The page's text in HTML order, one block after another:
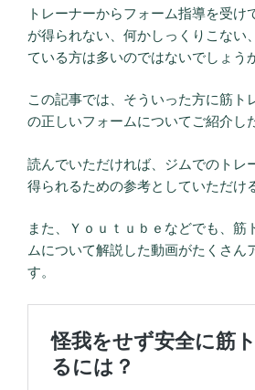
トレーナーからフォーム指導を受け
が得られない、何かしっくりこない
ている方は多いのではないでしょう
この記事では、そういった方に筋ト
の正しいフォームについてご紹介し
読んでいただければ、ジムでのトレ
得られるための参考としていただけ
また、Ｙｏｕｔｕｂｅなどでも、筋
ムについて解説した動画がたくさん
す。